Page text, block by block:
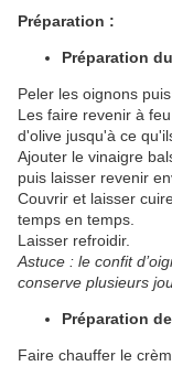
Préparation :
Préparation
Peler les oignons
Les faire revenir à
d'olive jusqu'à ce
Ajouter le vinaigre
puis laisser revenir
Couvrir et laisser
temps en temps.
Laisser refroidir.
Astuce : le confit
conserve plusieurs
Préparation
Faire chauffer le